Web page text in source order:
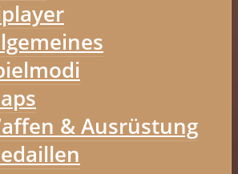
& Ausrüstung